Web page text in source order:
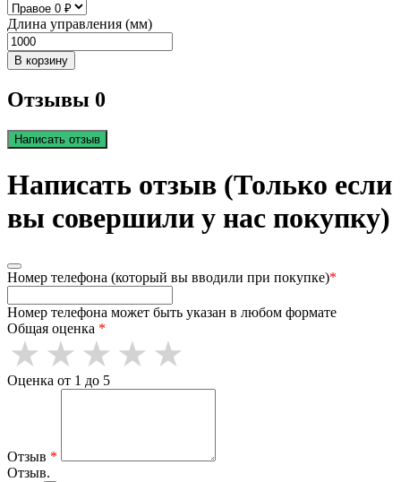
Длина управления (мм)
В корзину
Отзывы 0
Написать отзыв
Написать отзыв (Только если
вы совершили у нас покупку)
Номер телефона (который вы вводили при покупке)*
Номер телефона может быть указан в любом формате
Общая оценка *
Оценка от 1 до 5
Отзыв *
Отзыв.